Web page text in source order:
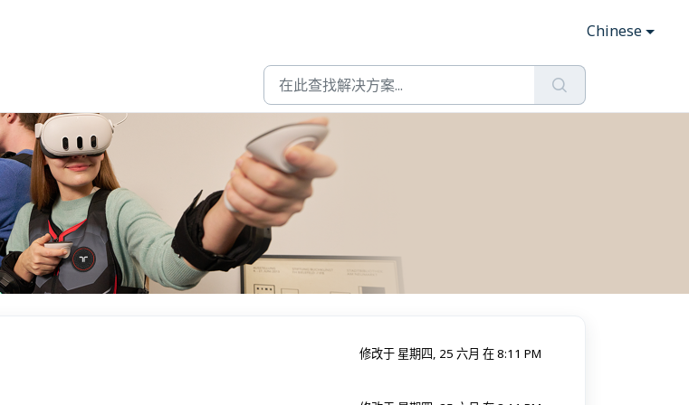
Chinese
修改于 星期四, 25 六月 在 8:11 PM